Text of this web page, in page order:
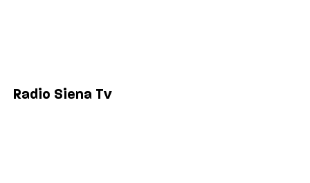
Radio Siena Tv